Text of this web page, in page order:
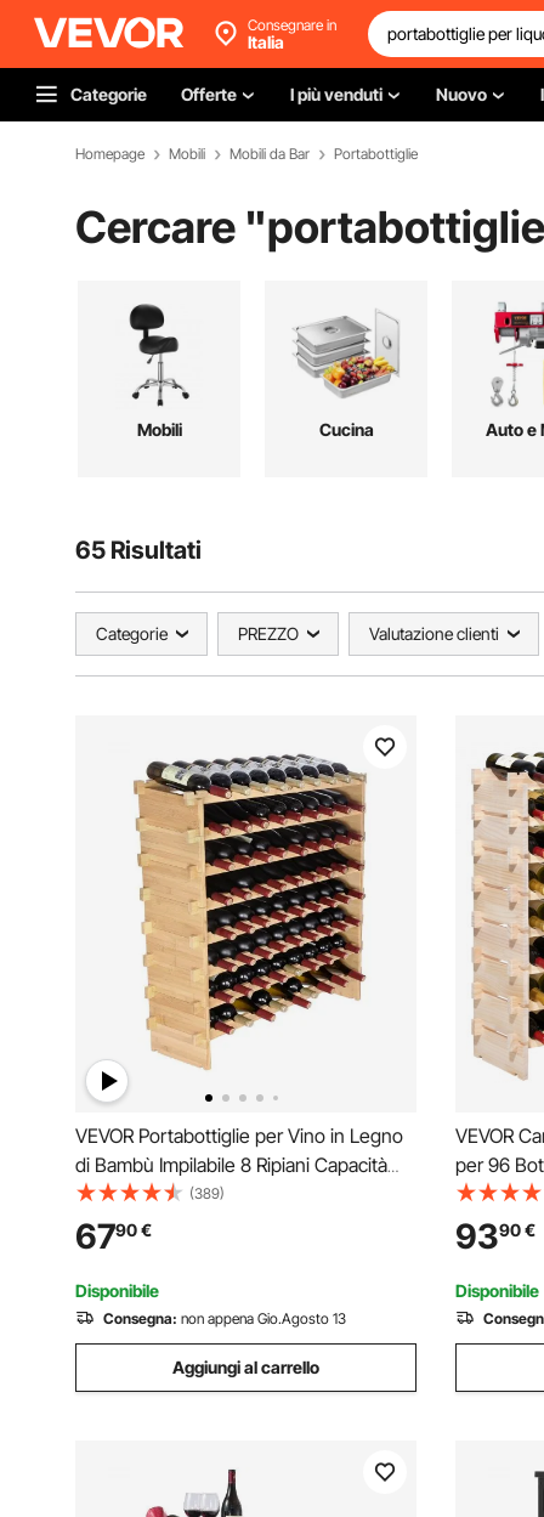
Consegnare in
Italia
Categorie Offerte I più venduti Nuovo
Homepage Mobili Mobili da Bar Portabottiglie
Cercare "
Mobili Cucina Auto e
65 Risultati
Categorie PREZZO Valutazione clienti
VEVOR Portabottiglie per Vino in Legno
di Bambù Impilabile 8 Ripiani Capacità
Max. 72 Bottiglie, Cantinetta
Portabottiglie 8 Piani da Terra per Vino
Materiale Legno Bambù Struttura
Modulare Fai-da-te
(389)
6790€
Disponibile
Consegna: non appena Gio.Agosto 13
Aggiungi al carrello
VEVOR
per 96
Totale di
Cucina,
9390€
Disponibile